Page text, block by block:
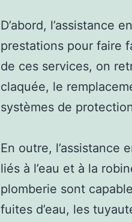
D’abord, l’assistance
prestations pour faire
de ces services, on
claquée, le
systèmes de
En outre, l’assistance
liés à l’eau et à la
plomberie sont
fuites d’eau, les